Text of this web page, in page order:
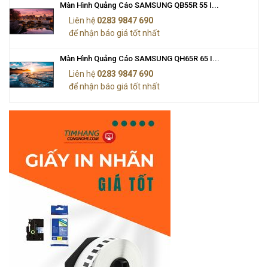
Màn Hình Quảng Cáo SAMSUNG QB55R 55 I...
Liên hệ 0283 9847 690
để nhận báo giá tốt nhất
Màn Hình Quảng Cáo SAMSUNG QH65R 65 I...
Liên hệ 0283 9847 690
để nhận báo giá tốt nhất